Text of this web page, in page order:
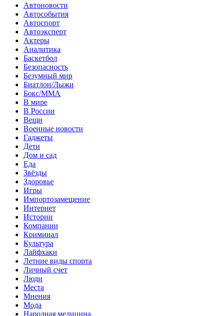
Автоновости
Автособытия
Автоспорт
Автоэксперт
Актеры
Аналитика
Баскетбол
Безопасность
Безумный мир
Биатлон/Лыжи
Бокс/MMA
В мире
В России
Вещи
Военные новости
Гаджеты
Дети
Дом и сад
Еда
Звёзды
Здоровье
Игры
Импортозамещение
Интернет
Истории
Компании
Криминал
Культура
Лайфхаки
Летние виды спорта
Личный счет
Люди
Места
Мнения
Мода
Народная медицина